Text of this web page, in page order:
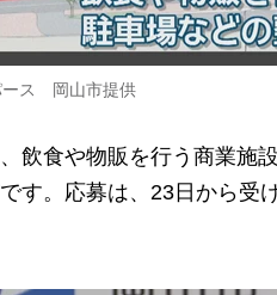
ース 岡山市提供
飲食や物販を行う商業施
す。応募は、23日から受